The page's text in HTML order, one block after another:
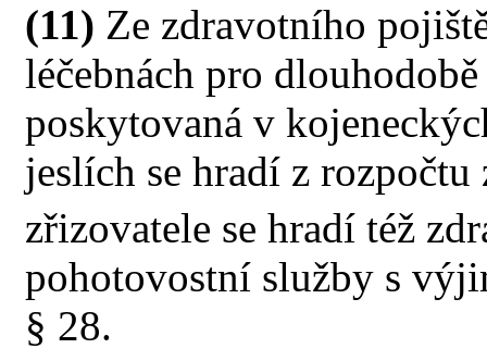
(11) Ze zdravotního
léčebnách pro
poskytovaná v
jeslích se hradí z
zřizovatele se hradí též
pohotovostní služby s
§ 28.